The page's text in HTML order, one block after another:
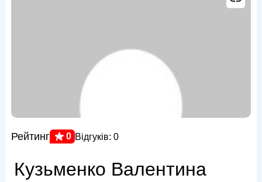
Рейтинг 0 Відгуків: 0
Кузьменко Валентина